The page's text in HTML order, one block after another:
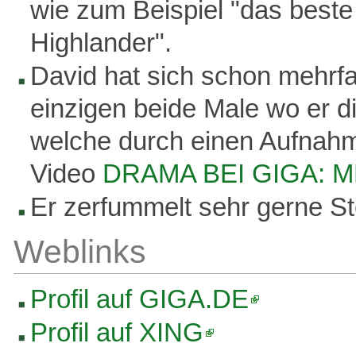
wie zum Beispiel "das
Highlander".
David hat sich schon
einzigen beide Male wo er
welche durch einen
Video DRAMA BEI GIGA:
Er zerfummelt sehr gerne
Weblinks
Profil auf GIGA.DE
Profil auf XING